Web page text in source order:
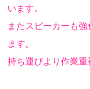
います。
またスピーカーも
ます。
持ち運びより作業重